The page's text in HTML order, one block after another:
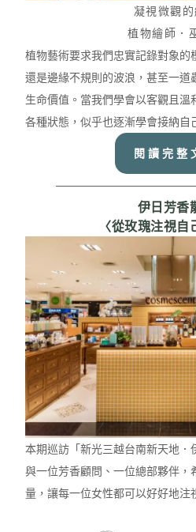
凝視微觀
植物繪師．
植物藝術要求我們忠實記錄對象的
還是邊緣不規則的波浪，甚至一道
生命價值。當我們學會以客觀且溫
各種狀態，似乎也逐漸學會接納自
閱讀完整
伊日芳香
〈從玫瑰注視自
本期巡訪「新光三越台南新天地．
與一位芳香顧問、一位總部夥伴，
量，讓每一位女性都可以好好地注